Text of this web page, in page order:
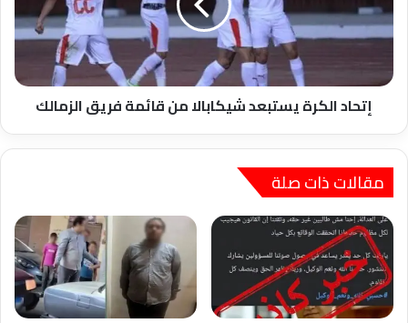
من
قائمة
فريق
الزمالك
إتحاد الكرة يستبعد شيكابالا من قائمة فريق الزمالك
مقالات ذات صلة